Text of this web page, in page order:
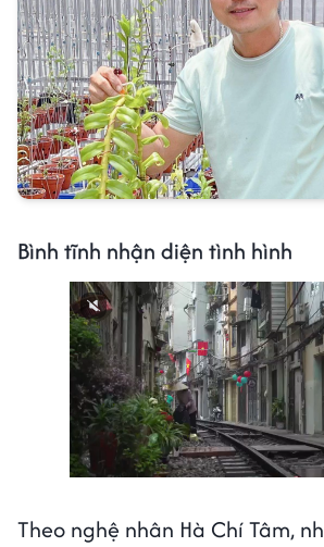
Bình tĩnh nhận diện tình hình
Theo nghệ nhân Hà Chí Tâm,